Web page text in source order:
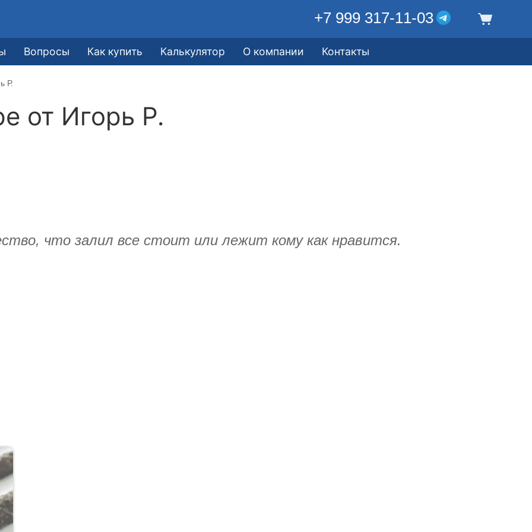
+7 999 317-11-03
Вопросы Как купить Калькулятор О компании Контакты
Р.
от Игорь Р.
что залил все стоит или лежит кому как нравится.